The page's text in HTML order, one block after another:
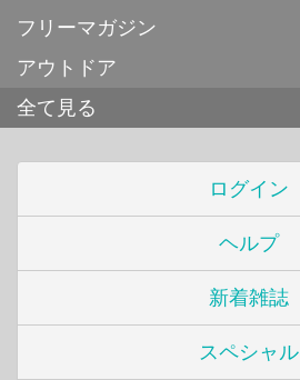
フリーマガジン
アウトドア
全て見る
ログイン
ヘルプ
新着雑誌
スペシャル